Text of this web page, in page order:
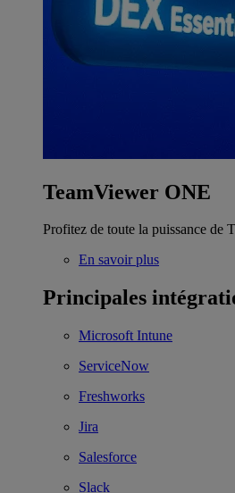
TeamViewer ONE
Profitez de toute la puissance de
En savoir plus
Principales
Microsoft Intune
ServiceNow
Freshworks
Jira
Salesforce
Slack